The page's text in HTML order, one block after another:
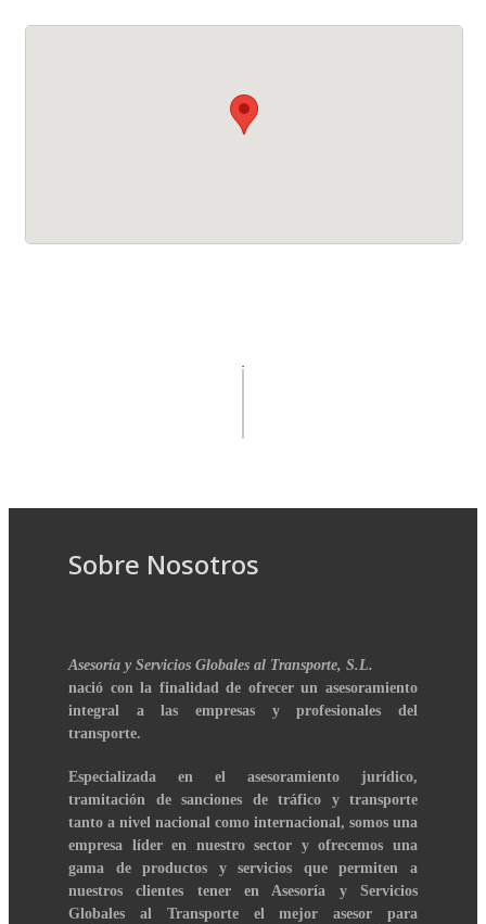
Sobre Nosotros
Asesoría y Servicios Globales al Transporte, S.L.
nació con la finalidad de ofrecer un asesoramiento
integral a las empresas y profesionales del
transporte.
Especializada en el asesoramiento jurídico,
tramitación de sanciones de tráfico y transporte
tanto a nivel nacional como internacional, somos una
empresa líder en nuestro sector y ofrecemos una
gama de productos y servicios que permiten a
nuestros clientes tener en Asesoría y Servicios
Globales al Transporte el mejor asesor para